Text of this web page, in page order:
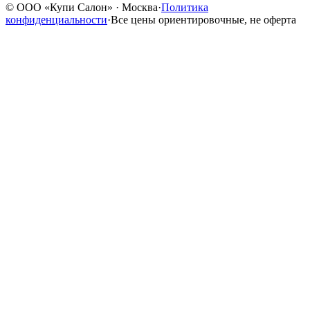
© ООО «Купи Салон» · Москва·Политика
конфиденциальности·Все цены ориентировочные, не оферта